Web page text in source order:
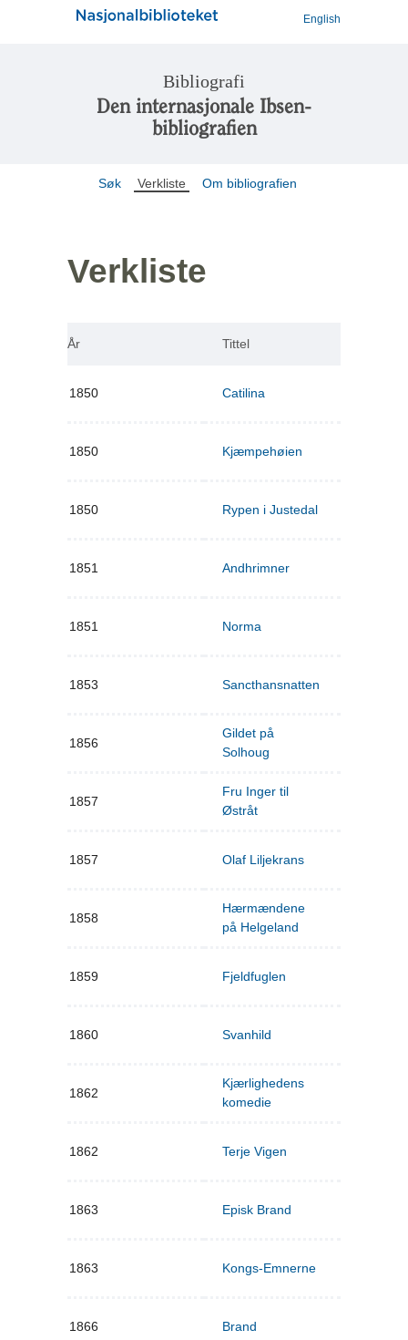
English
Bibliografi
Den internasjonale Ibsen-
bibliografien
Søk Verkliste Om bibliografien
Verkliste
År Tittel
1850 Catilina
1850 Kjæmpehøien
1850 Rypen i Justedal
1851 Andhrimner
1851 Norma
1853 Sancthansnatten
1856
Gildet på
Solhoug
1857
Fru Inger til
Østråt
1857 Olaf Liljekrans
1858
Hærmændene
på Helgeland
1859 Fjeldfuglen
1860 Svanhild
1862
Kjærlighedens
komedie
1862 Terje Vigen
1863 Episk Brand
1863 Kongs-Emnerne
1866 Brand